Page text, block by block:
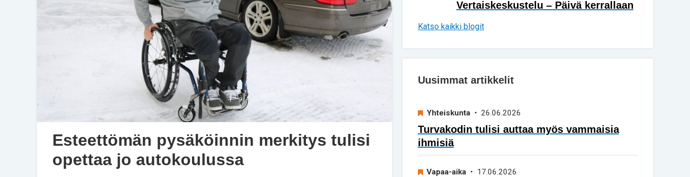
Esteettömän pysäköinnin merkitys tulisi
opettaa jo autokoulussa
Vertaiskeskustelu – Päivä kerrallaan
Katso kaikki blogit
Uusimmat artikkelit
Yhteiskunta• 26.06.2026
Turvakodin tulisi auttaa myös vammaisia
ihmisiä
Vapaa-aika• 17.06.2026